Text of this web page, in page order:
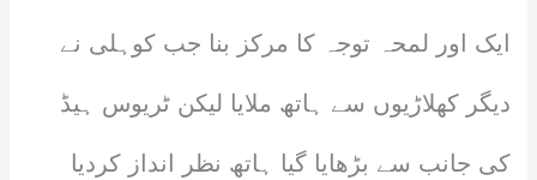
ایک اور لمحہ توجہ کا مرکز بنا جب کوہلی نے
دیگر کھلاڑیوں سے ہاتھ ملایا لیکن ٹریوس ہیڈ
کی جانب سے بڑھایا گیا ہاتھ نظر انداز کردیا